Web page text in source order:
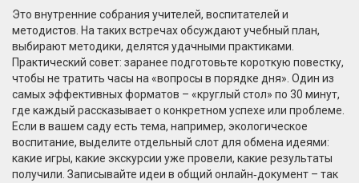
Это внутренние собрания учителей, воспитателей и
методистов. На таких встречах обсуждают учебный план,
выбирают методики, делятся удачными практиками.
Практический совет: заранее подготовьте короткую повестку,
чтобы не тратить часы на «вопросы в порядке дня». Один из
самых эффективных форматов – «круглый стол» по 30 минут,
где каждый рассказывает о конкретном успехе или проблеме.
Если в вашем саду есть тема, например, экологическое
воспитание, выделите отдельный слот для обмена идеями:
какие игры, какие экскурсии уже провели, какие результаты
получили. Записывайте идеи в общий онлайн‑документ – так